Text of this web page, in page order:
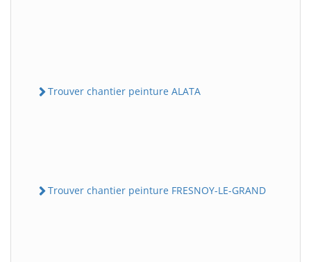
Trouver chantier peinture ALATA
Trouver chantier peinture FRESNOY-LE-GRAND